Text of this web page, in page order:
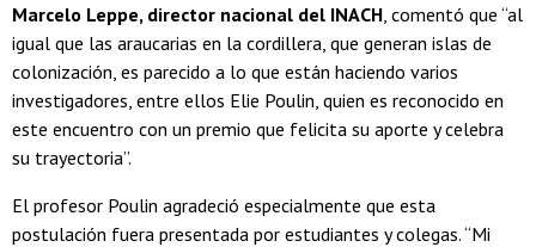
Marcelo Leppe, director nacional del INACH , comentó que “al
igual que las araucarias en la cordillera, que generan islas de
colonización, es parecido a lo que están haciendo varios
investigadores, entre ellos Elie Poulin, quien es reconocido en
este encuentro con un premio que felicita su aporte y celebra
su trayectoria”.
El profesor Poulin agradeció especialmente que esta
postulación fuera presentada por estudiantes y colegas. “Mi